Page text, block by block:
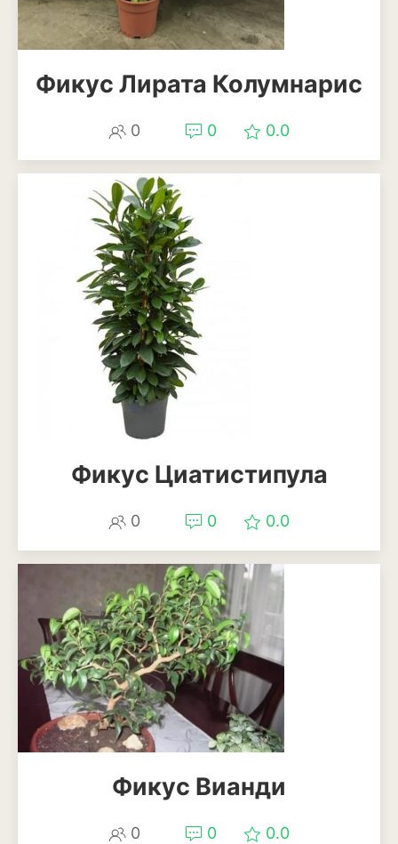
Фикус Лирата Колумнарис
0 0 0.0
Фикус Циатистипула
0 0 0.0
Фикус Вианди
0 0 0.0